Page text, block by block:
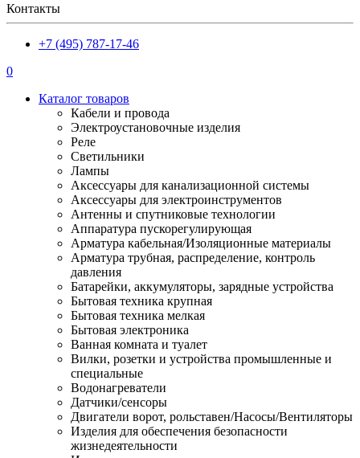
Контакты
+7 (495) 787-17-46
0
Каталог товаров
Кабели и провода
Электроустановочные изделия
Реле
Светильники
Лампы
Аксессуары для канализационной системы
Аксессуары для электроинструментов
Антенны и спутниковые технологии
Аппаратура пускорегулирующая
Арматура кабельная/Изоляционные материалы
Арматура трубная, распределение, контроль
давления
Батарейки, аккумуляторы, зарядные устройства
Бытовая техника крупная
Бытовая техника мелкая
Бытовая электроника
Ванная комната и туалет
Вилки, розетки и устройства промышленные и
специальные
Водонагреватели
Датчики/сенсоры
Двигатели ворот, рольставен/Насосы/Вентиляторы
Изделия для обеспечения безопасности
жизнедеятельности